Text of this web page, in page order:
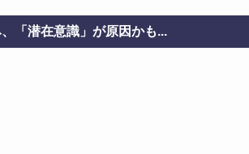
「潜在意識」が原因かも...